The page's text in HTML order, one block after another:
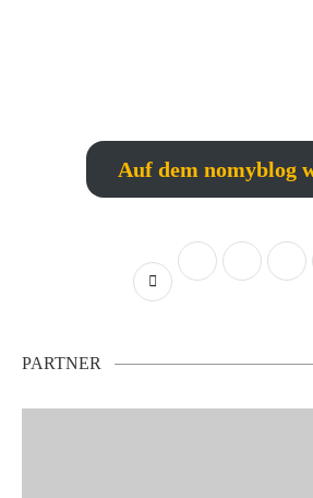
Auf dem nomyblog
PARTNER